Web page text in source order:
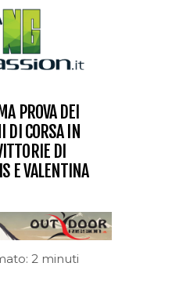
PROVA DEI
DI CORSA IN
DI
E VALENTINA
2 minuti